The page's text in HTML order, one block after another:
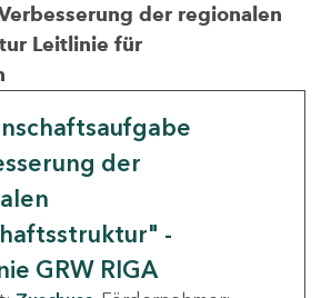
der regionalen
Leitlinie für
der
-
GRW RIGA